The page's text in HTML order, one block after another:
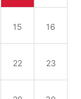
15 16
22 23